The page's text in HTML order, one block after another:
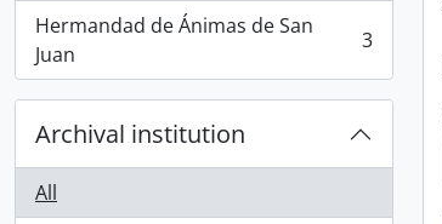
Hermandad de Ánimas de San
Juan
, 3 results 3
Archival institution
All